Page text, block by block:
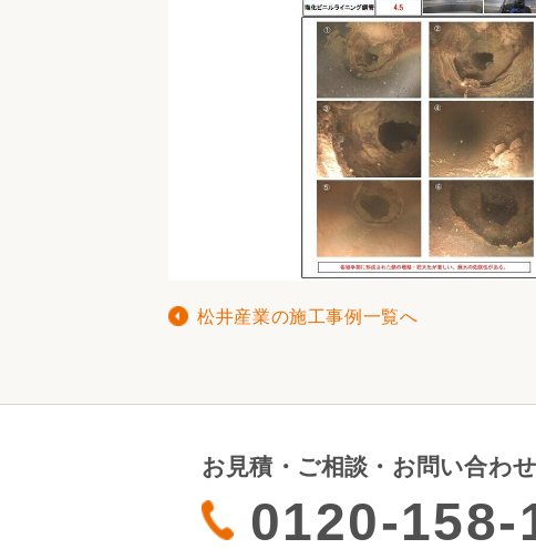
松井産業の施工事例一覧へ
お見積・ご相談・お問い合わ
0120-158-